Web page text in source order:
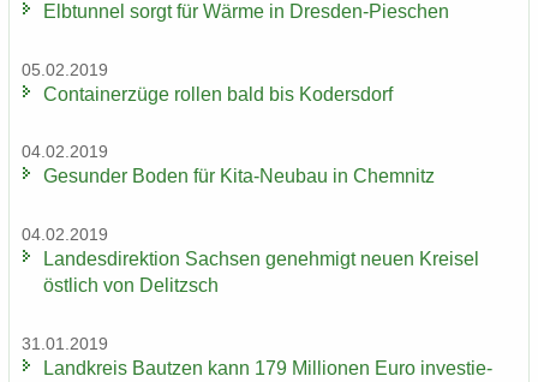
Elb­tun­nel sorgt für Wärme in Dresden-​Pieschen
05.02.2019
Con­tai­ner­zü­ge rol­len bald bis Ko­ders­dorf
04.02.2019
Ge­sun­der Boden für Kita-​Neubau in Chem­nitz
04.02.2019
Lan­des­di­rek­ti­on Sach­sen ge­neh­migt neuen Krei­sel
öst­lich von De­litzsch
31.01.2019
Land­kreis Baut­zen kann 179 Mil­lio­nen Euro in­ves­tie­